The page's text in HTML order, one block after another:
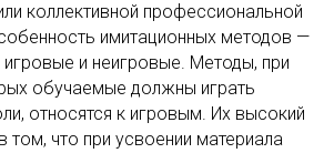
коллективной профессиональной
имитационных методов —
игровые и неигровые. Методы, при
обучаемые должны играть
относятся к игровым. Их высокий
том, что при усвоении материала